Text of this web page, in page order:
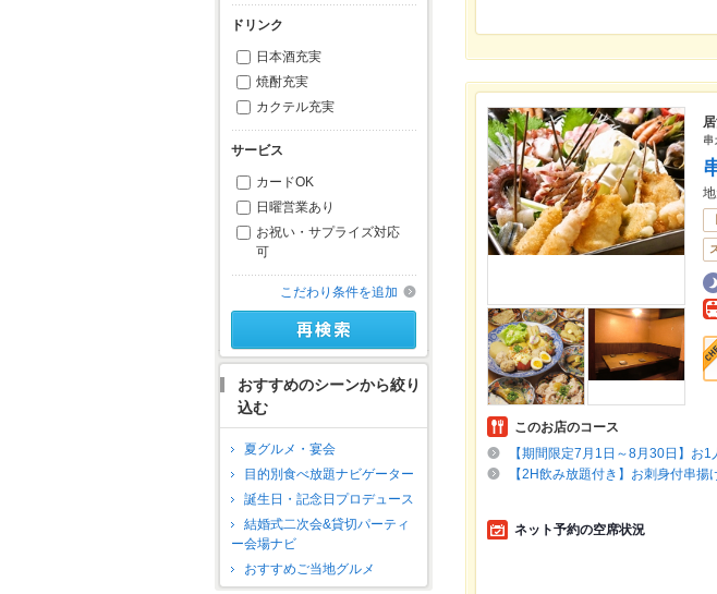
ドリンク
日本酒充実
焼酎充実
カクテル充実
サービス
カードOK
日曜営業あり
お祝い・サプライズ対応
可
こだわり条件を追加
おすすめのシーンから絞り
込む
夏グルメ・宴会
目的別食べ放題ナビゲーター
誕生日・記念日プロデュース
結婚式二次会&貸切パーティ
ー会場ナビ
おすすめご当地グルメ
串
このお店のコース
【期間限定7月1日～8月30日】お
【2H飲み放題付き】お刺身付串
ネット予約の空席状況